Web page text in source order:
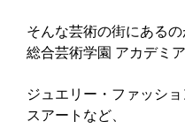
そんな芸術の街にあるの
総合芸術学園 アカデミ
ジュエリー・ファッシ
スアートなど、